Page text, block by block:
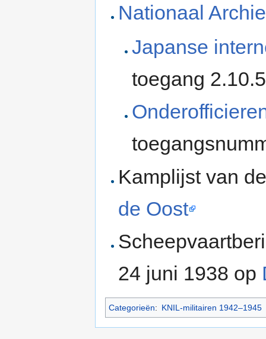
Nationaal
Japanse
toegang
Kamplijst van
de Oost
24 juni 1938 op
Categorieën: KNIL-militairen 1942–1945